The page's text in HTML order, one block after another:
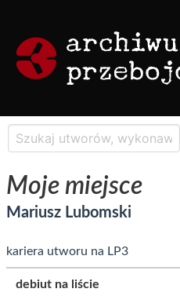
Moje miejsce
Mariusz Lubomski
kariera utworu na LP3
debiut na liście